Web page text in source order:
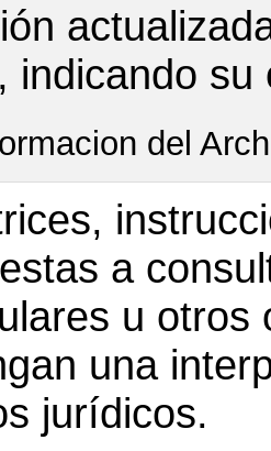
indicando
del
a
u otros
una
jurídicos.